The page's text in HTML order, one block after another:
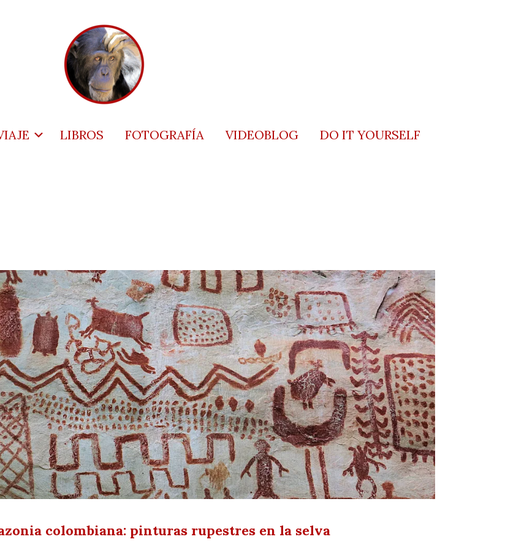
LIBROS FOTOGRAFÍA VIDEOBLOG DO IT YOURSELF
colombiana: pinturas rupestres en la selva